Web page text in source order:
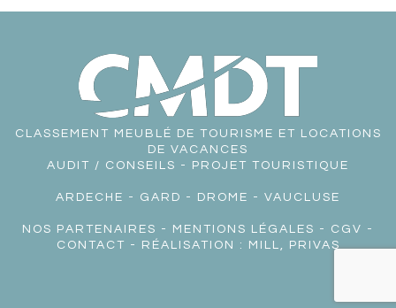
CLASSEMENT MEUBLÉ DE TOURISME ET LOCATIONS
DE VACANCES
AUDIT / CONSEILS - PROJET TOURISTIQUE
ARDECHE - GARD - DROME - VAUCLUSE
NOS PARTENAIRES - MENTIONS LÉGALES - CGV -
CONTACT - RÉALISATION : MILL, PRIVAS